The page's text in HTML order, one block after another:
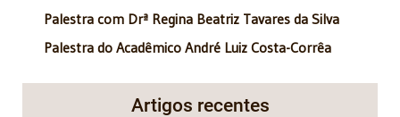
Palestra com Drª Regina Beatriz Tavares da Silva
Palestra do Acadêmico André Luiz Costa-Corrêa
Artigos recentes